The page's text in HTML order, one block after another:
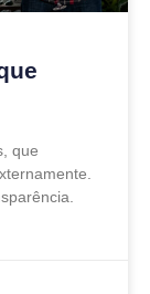
que